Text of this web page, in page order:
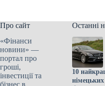
Про сайт
«Фінанси
новини» —
портал про
гроші,
інвестиції та
Останні
10